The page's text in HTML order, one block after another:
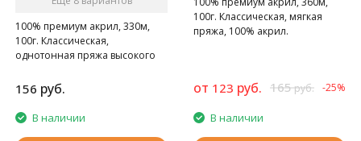
100% премиум акрил, 330м,
100г. Классическая,
однотонная пряжа высокого
156 руб.
В наличии
100г. Классическая, мягкая
пряжа, 100% акрил.
от 123 руб. 165руб. -25%
В наличии